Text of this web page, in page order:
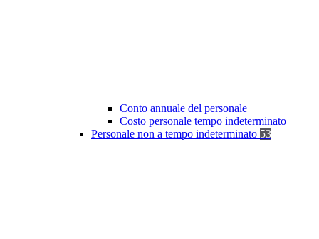
Conto annuale del personale
Costo personale tempo indeterminato
Personale non a tempo indeterminato 53